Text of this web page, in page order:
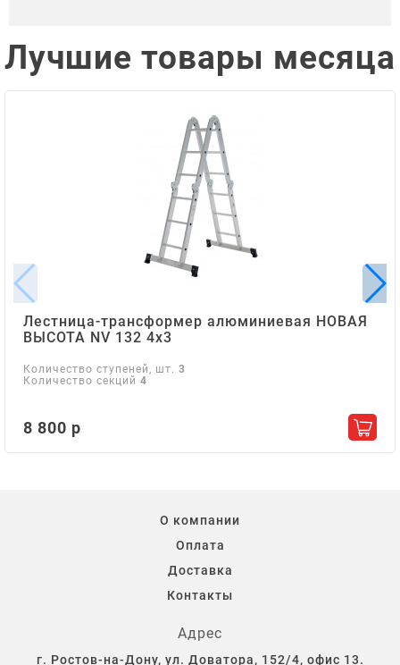
Лучшие товары месяца
Лестница-трансформер алюминиевая НОВАЯ
ВЫСОТА NV 132 4х3
Количество ступеней, шт. 3
Количество секций 4
8 800 р
О компании
Оплата
Доставка
Контакты
Адрес
г. Ростов-на-Дону, ул. Доватора, 152/4, офис 13.